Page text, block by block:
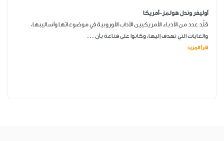
أوليفر وندل هولمز-أمريكا
قلَّد عدد من الأدباء الأمريكيين الآداب الأوروبية في موضوعاتها وأساليبها،
والغايات التي تهدف إليها، وكانوا على قناعة بأن ...
اقرأ المزيد